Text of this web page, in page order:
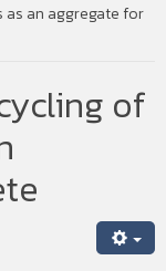
as an aggregate for
of